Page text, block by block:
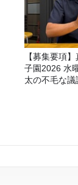
【募集要項
子園2026 水
太の不毛な議